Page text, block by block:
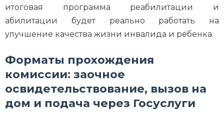
итоговая программа реабилитации и
абилитации будет реально работать на
улучшение качества жизни инвалида и ребенка.
Форматы прохождения
комиссии: заочное
освидетельствование, вызов на
дом и подача через Госуслуги